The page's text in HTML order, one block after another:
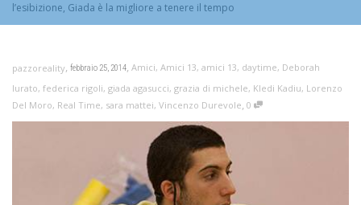
l’esibizione, Giada è la migliore a tenere il tempo
pazzoreality, febbraio 25, 2014, Amici, Amici 13, amici 13, daytime, Deborah
Iurato, federica rigoli, giada agasucci, grazia di michele, Kledi Kadiu, Lorenzo
Del Moro, Real Time, sara mattei, Vincenzo Durevole, 0